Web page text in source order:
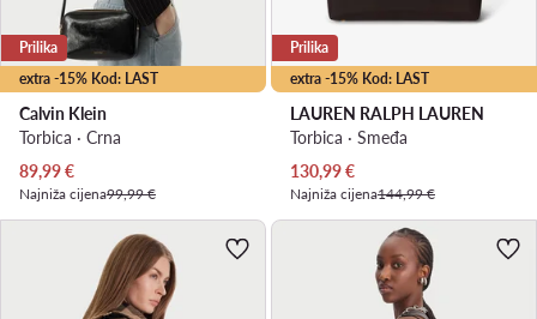
extra -15% Kod: LAST
Prilika
Calvin Klein
Torbica · Crna
Trenutna cijena
89,99€
Najniža cijena99,99 €
extra -15% Kod: LAST
Prilika
LAUREN RALPH LAUREN
Torbica · Smeđa
Trenutna cijena
130,99€
Najniža cijena144,99 €